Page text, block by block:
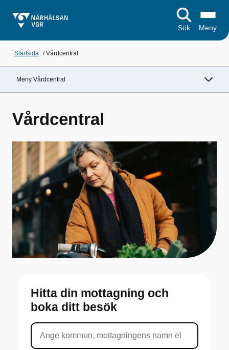
Sök Meny
Startsida /Vårdcentral
Meny Vårdcentral
Vårdcentral
Hitta din mottagning och
boka ditt besök